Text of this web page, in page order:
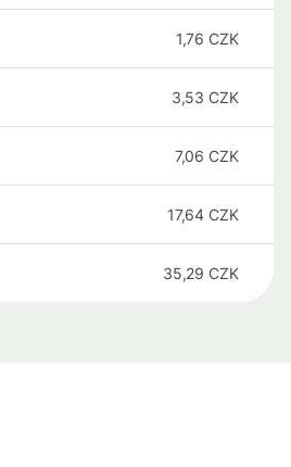
1,76 CZK
3,53 CZK
7,06 CZK
17,64 CZK
35,29 CZK